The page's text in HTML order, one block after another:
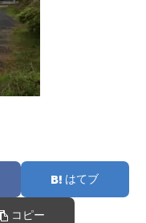
はてブ
コピー